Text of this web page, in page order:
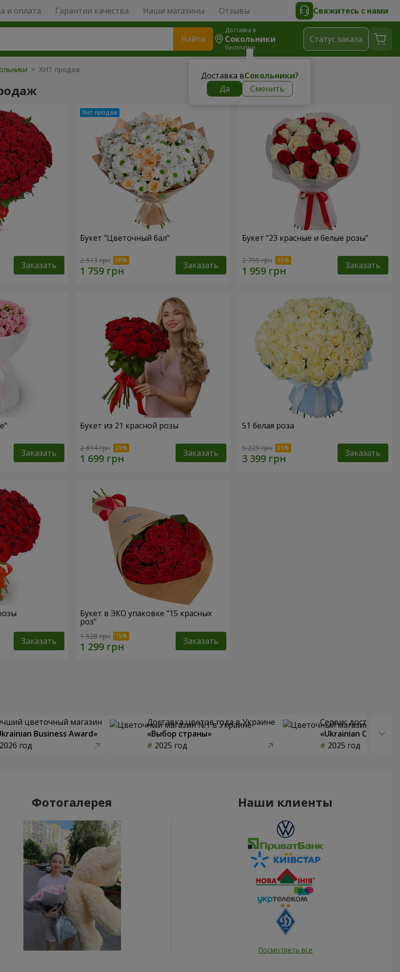
и оплата Гарантии качества Наши магазины Отзывы Свяжитесь с нами
Найти
Доставка в
Сокольники
бесплатно
Доставка вСокольники?
Да
Сменить
Cтатус заказа
> ХИТ продаж
Заказать
Букет "Цветочный бал"
2 513 грн Заказать
Букет "23 красные и белые розы"
2 799 грн Заказать
Заказать
Букет из 21 красной розы
2 614 грн Заказать
51 белая роза
5 229 грн Заказать
Заказать
Букет в ЭКО упаковке "15 красных
роз"
1 528 грн Заказать
цветочный магазин
Business Award»
2026 год
Доставка цветов года в Украине
«Выбор страны»
2025 год
Сервис доставки
«Ukrainian Choice»
2025 год
Фотогалерея Наши клиенты
Посмотреть все